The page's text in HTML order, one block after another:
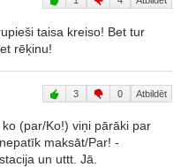
taisa kreiso! Bet tur
rēķinu!
3 0 Atbildēt
(par/Ko!) viņi pārāki par
maksāt/Par! -
un uttt. Jā.